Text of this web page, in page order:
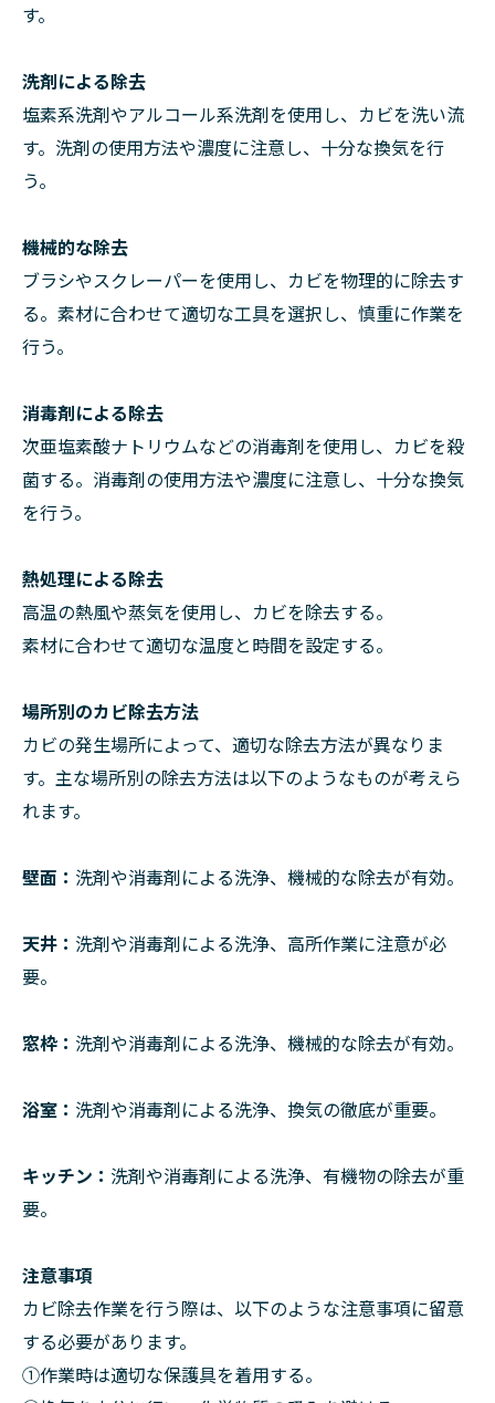
す。
洗剤による除去
塩素系洗剤やアルコール系洗剤を使用し、カビを洗い流
す。洗剤の使用方法や濃度に注意し、十分な換気を行
う。
機械的な除去
ブラシやスクレーパーを使用し、カビを物理的に除去す
る。素材に合わせて適切な工具を選択し、慎重に作業を
行う。
消毒剤による除去
次亜塩素酸ナトリウムなどの消毒剤を使用し、カビを殺
菌する。消毒剤の使用方法や濃度に注意し、十分な換気
を行う。
熱処理による除去
高温の熱風や蒸気を使用し、カビを除去する。
素材に合わせて適切な温度と時間を設定する。
場所別のカビ除去方法
カビの発生場所によって、適切な除去方法が異なりま
す。主な場所別の除去方法は以下のようなものが考えら
れます。
壁面： 洗剤や消毒剤による洗浄、機械的な除去が有効。
天井： 洗剤や消毒剤による洗浄、高所作業に注意が必
要。
窓枠： 洗剤や消毒剤による洗浄、機械的な除去が有効。
浴室： 洗剤や消毒剤による洗浄、換気の徹底が重要。
キッチン： 洗剤や消毒剤による洗浄、有機物の除去が重
要。
注意事項
カビ除去作業を行う際は、以下のような注意事項に留意
する必要があります。
①作業時は適切な保護具を着用する。